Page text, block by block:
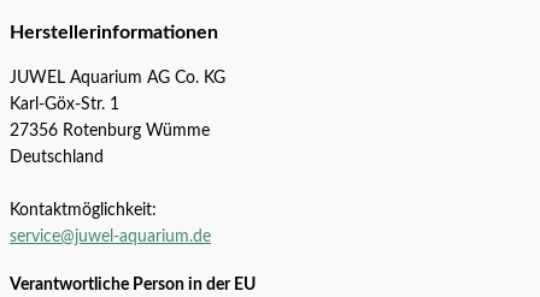
Herstellerinformationen
JUWEL Aquarium AG Co. KG
Karl-Göx-Str. 1
27356 Rotenburg Wümme
Deutschland
Kontaktmöglichkeit:
service@juwel-aquarium.de
Verantwortliche Person in der EU